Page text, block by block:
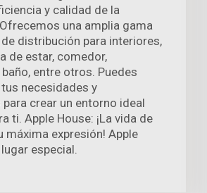
y calidad de la
una amplia gama
distribución para interiores,
de estar, comedor,
entre otros. Puedes
necesidades y
crear un entorno ideal
ti. Apple House: ¡La vida de
máxima expresión! Apple
especial.